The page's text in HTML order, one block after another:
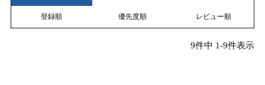
登録順 優先度順 レビュー順
9件中 1-9件表示